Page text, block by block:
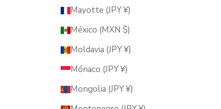
Mayotte (JPY ¥)
México (MXN $)
Moldavia (JPY ¥)
Mónaco (JPY ¥)
Mongolia (JPY ¥)